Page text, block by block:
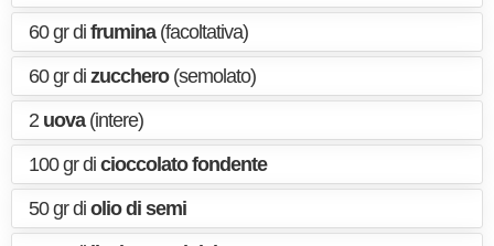
60 gr di frumina(facoltativa)
60 gr di zucchero(semolato)
2 uova(intere)
100 gr di cioccolato fondente
50 gr di olio di semi